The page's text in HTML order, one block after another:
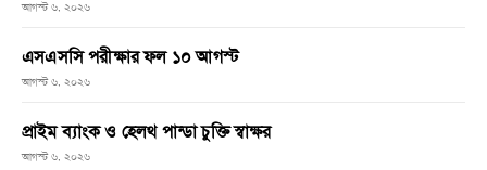
আগস্ট ৬, ২০২৬
এসএসসি পরীক্ষার ফল ১০ আগস্ট
আগস্ট ৬, ২০২৬
প্রাইম ব্যাংক ও হেলথ পান্ডা চুক্তি স্বাক্ষর
আগস্ট ৬, ২০২৬